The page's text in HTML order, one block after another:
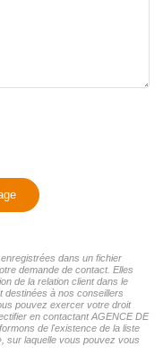
dans un fichier
demande de contact. Elles
de la relation client dans le
destinées à nos conseillers
pouvez exercer votre droit
en contactant AGENCE DE
de l'existence de la liste
sur laquelle vous pouvez vous